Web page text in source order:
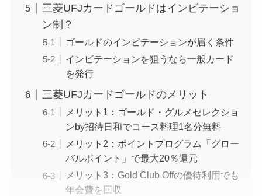
三菱UFJカードゴールドはインビテーショ
ン制？
ゴールドのインビテーションが届く条件
インビテーションを狙うなら一般カード
を発行
三菱UFJカードゴールドのメリット
メリット1：ゴールド・グルメセレクショ
ンby招待日和でコース料理1名分無料
メリット2：ポイントプログラム「グロー
バルポイント」で最大20％還元
メリット3：Gold Club Offの優待利用でも
年会費を回収